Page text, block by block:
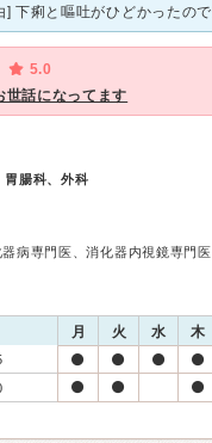
5.0
世話になってます
胃腸科、外科
病専門医、消化器内視鏡専門医
月 火 水 木